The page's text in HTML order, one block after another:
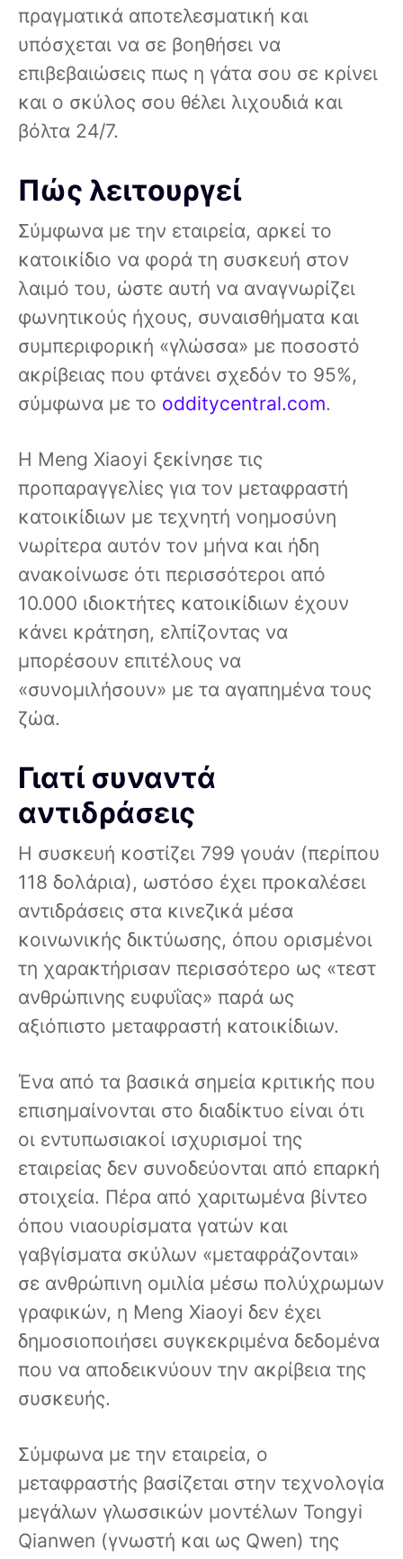
πραγματικά αποτελεσματική και
υπόσχεται να σε βοηθήσει να
επιβεβαιώσεις πως η γάτα σου σε κρίνει
και ο σκύλος σου θέλει λιχουδιά και
βόλτα 24/7.
Πώς λειτουργεί
Σύμφωνα με την εταιρεία, αρκεί το
κατοικίδιο να φορά τη συσκευή στον
λαιμό του, ώστε αυτή να αναγνωρίζει
φωνητικούς ήχους, συναισθήματα και
συμπεριφορική «γλώσσα» με ποσοστό
ακρίβειας που φτάνει σχεδόν το 95%,
σύμφωνα με το odditycentral.com.
Η Meng Xiaoyi ξεκίνησε τις
προπαραγγελίες για τον μεταφραστή
κατοικίδιων με τεχνητή νοημοσύνη
νωρίτερα αυτόν τον μήνα και ήδη
ανακοίνωσε ότι περισσότεροι από
10.000 ιδιοκτήτες κατοικίδιων έχουν
κάνει κράτηση, ελπίζοντας να
μπορέσουν επιτέλους να
«συνομιλήσουν» με τα αγαπημένα τους
ζώα.
Γιατί συναντά
αντιδράσεις
Η συσκευή κοστίζει 799 γουάν (περίπου
118 δολάρια), ωστόσο έχει προκαλέσει
αντιδράσεις στα κινεζικά μέσα
κοινωνικής δικτύωσης, όπου ορισμένοι
τη χαρακτήρισαν περισσότερο ως «τεστ
ανθρώπινης ευφυΐας» παρά ως
αξιόπιστο μεταφραστή κατοικίδιων.
Ένα από τα βασικά σημεία κριτικής που
επισημαίνονται στο διαδίκτυο είναι ότι
οι εντυπωσιακοί ισχυρισμοί της
εταιρείας δεν συνοδεύονται από επαρκή
στοιχεία. Πέρα από χαριτωμένα βίντεο
όπου νιαουρίσματα γατών και
γαβγίσματα σκύλων «μεταφράζονται»
σε ανθρώπινη ομιλία μέσω πολύχρωμων
γραφικών, η Meng Xiaoyi δεν έχει
δημοσιοποιήσει συγκεκριμένα δεδομένα
που να αποδεικνύουν την ακρίβεια της
συσκευής.
Σύμφωνα με την εταιρεία, ο
μεταφραστής βασίζεται στην τεχνολογία
μεγάλων γλωσσικών μοντέλων Tongyi
Qianwen (γνωστή και ως Qwen) της